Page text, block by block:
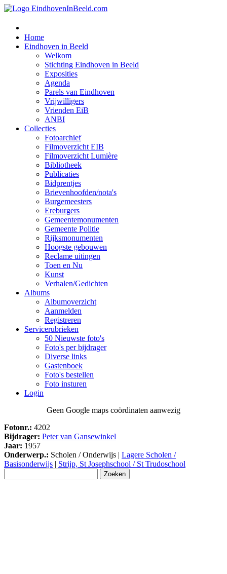
Home
Eindhoven in Beeld
Welkom
Stichting Eindhoven in Beeld
Exposities
Agenda
Parels van Eindhoven
Vrijwilligers
Vrienden EiB
ANBI
Collecties
Fotoarchief
Filmoverzicht EIB
Filmoverzicht Lumière
Bibliotheek
Publicaties
Bidprentjes
Brievenhoofden/nota's
Burgemeesters
Ereburgers
Gemeentemonumenten
Gemeente Politie
Rijksmonumenten
Hoogste gebouwen
Reclame uitingen
Toen en Nu
Kunst
Verhalen/Gedichten
Albums
Albumoverzicht
Aanmelden
Registreren
Servicerubrieken
50 Nieuwste foto's
Foto's per bijdrager
Diverse links
Gastenboek
Foto's bestellen
Foto insturen
Login
Geen Google maps coördinaten aanwezig
Fotonr.: 4202
Bijdrager: Peter van Gansewinkel
Jaar: 1957
Onderwerp.: Scholen / Onderwijs | Lagere Scholen /
Basisonderwijs | Strijp, St Josephschool / St Trudoschool